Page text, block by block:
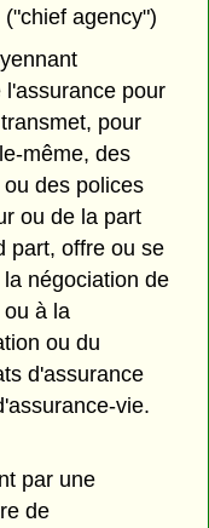
agency")
pour
pour
même, des
des polices
ou de la part
part, offre ou se
négociation de
à la
ou du
d'assurance
vie.
par une
de